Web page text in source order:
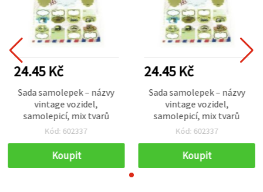
24.45 Kč
Sada samolepek – názvy
vintage vozidel,
samolepicí, mix tvarů
Kód: 602337
Koupit
24.45 Kč
Sada samolepek – názvy
vintage vozidel,
samolepicí, mix tvarů
Kód: 602337
Koupit